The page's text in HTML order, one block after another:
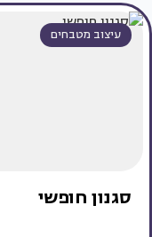
עיצוב מטבחים
סגנון חופשי